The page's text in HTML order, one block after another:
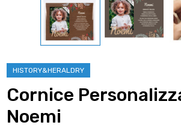
HISTORY&HERALDRY
Cornice
Noemi